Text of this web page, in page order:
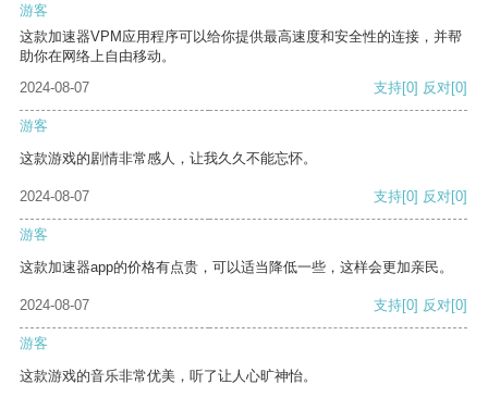
游客
这款加速器VPM应用程序可以给你提供最高速度和安全性的连接，并帮
助你在网络上自由移动。
2024-08-07
支持[0] 反对[0]
游客
这款游戏的剧情非常感人，让我久久不能忘怀。
2024-08-07 支持[0] 反对[0]
游客
这款加速器app的价格有点贵，可以适当降低一些，这样会更加亲民。
2024-08-07 支持[0] 反对[0]
游客
这款游戏的音乐非常优美，听了让人心旷神怡。